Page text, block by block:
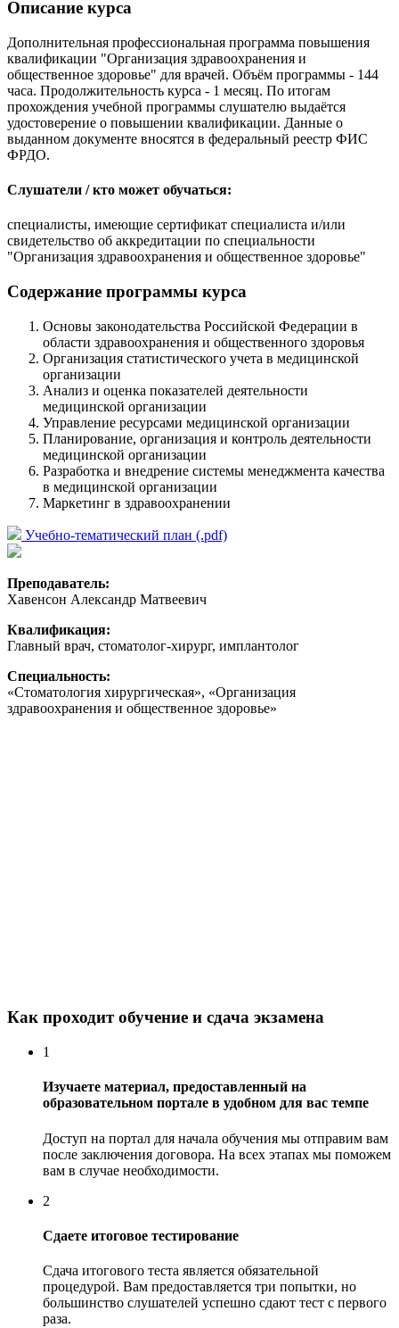
Описание курса
Дополнительная профессиональная программа повышения
квалификации "Организация здравоохранения и
общественное здоровье" для врачей. Объём программы - 144
часа. Продолжительность курса - 1 месяц. По итогам
прохождения учебной программы слушателю выдаётся
удостоверение о повышении квалификации. Данные о
выданном документе вносятся в федеральный реестр ФИС
ФРДО.
Слушатели / кто может обучаться:
специалисты, имеющие сертификат специалиста и/или
свидетельство об аккредитации по специальности
"Организация здравоохранения и общественное здоровье"
Содержание программы курса
Основы законодательства Российской Федерации в
области здравоохранения и общественного здоровья
Организация статистического учета в медицинской
организации
Анализ и оценка показателей деятельности
медицинской организации
Управление ресурсами медицинской организации
Планирование, организация и контроль деятельности
медицинской организации
Разработка и внедрение системы менеджмента качества
в медицинской организации
Маркетинг в здравоохранении
Учебно-тематический план (.pdf)
Преподаватель:
Хавенсон Александр Матвеевич
Квалификация:
Главный врач, стоматолог-хирург, имплантолог
Специальность:
«Стоматология хирургическая», «Организация
здравоохранения и общественное здоровье»
Как проходит обучение и сдача экзамена
1
Изучаете материал, предоставленный на
образовательном портале в удобном для вас темпе
Доступ на портал для начала обучения мы отправим вам
после заключения договора. На всех этапах мы поможем
вам в случае необходимости.
2
Сдаете итоговое тестирование
Сдача итогового теста является обязательной
процедурой. Вам предоставляется три попытки, но
большинство слушателей успешно сдают тест с первого
раза.